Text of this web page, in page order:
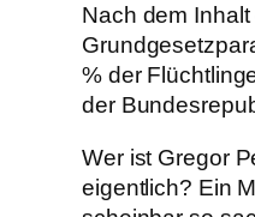
Nach dem
% der
der
Wer ist Gregor
eigentlich? Ein